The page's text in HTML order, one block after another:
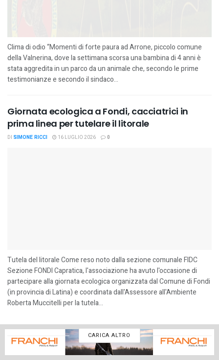
Clima di odio “Momenti di forte paura ad Arrone, piccolo comune
della Valnerina, dove la settimana scorsa una bambina di 4 anni è
stata aggredita in un parco da un animale che, secondo le prime
testimonianze e secondo il sindaco...
Giornata ecologica a Fondi, cacciatrici in
prima linea per tutelare il litorale
DI SIMONE RICCI 16 LUGLIO 2026 0
Tutela del litorale Come reso noto dalla sezione comunale FIDC
Sezione FONDI Capratica, l'associazione ha avuto l'occasione di
partecipare alla giornata ecologica organizzata dal Comune di Fondi
(in provincia di Latina) e coordinata dall'Assessore all'Ambiente
Roberta Muccitelli per la tutela...
CARICA ALTRO